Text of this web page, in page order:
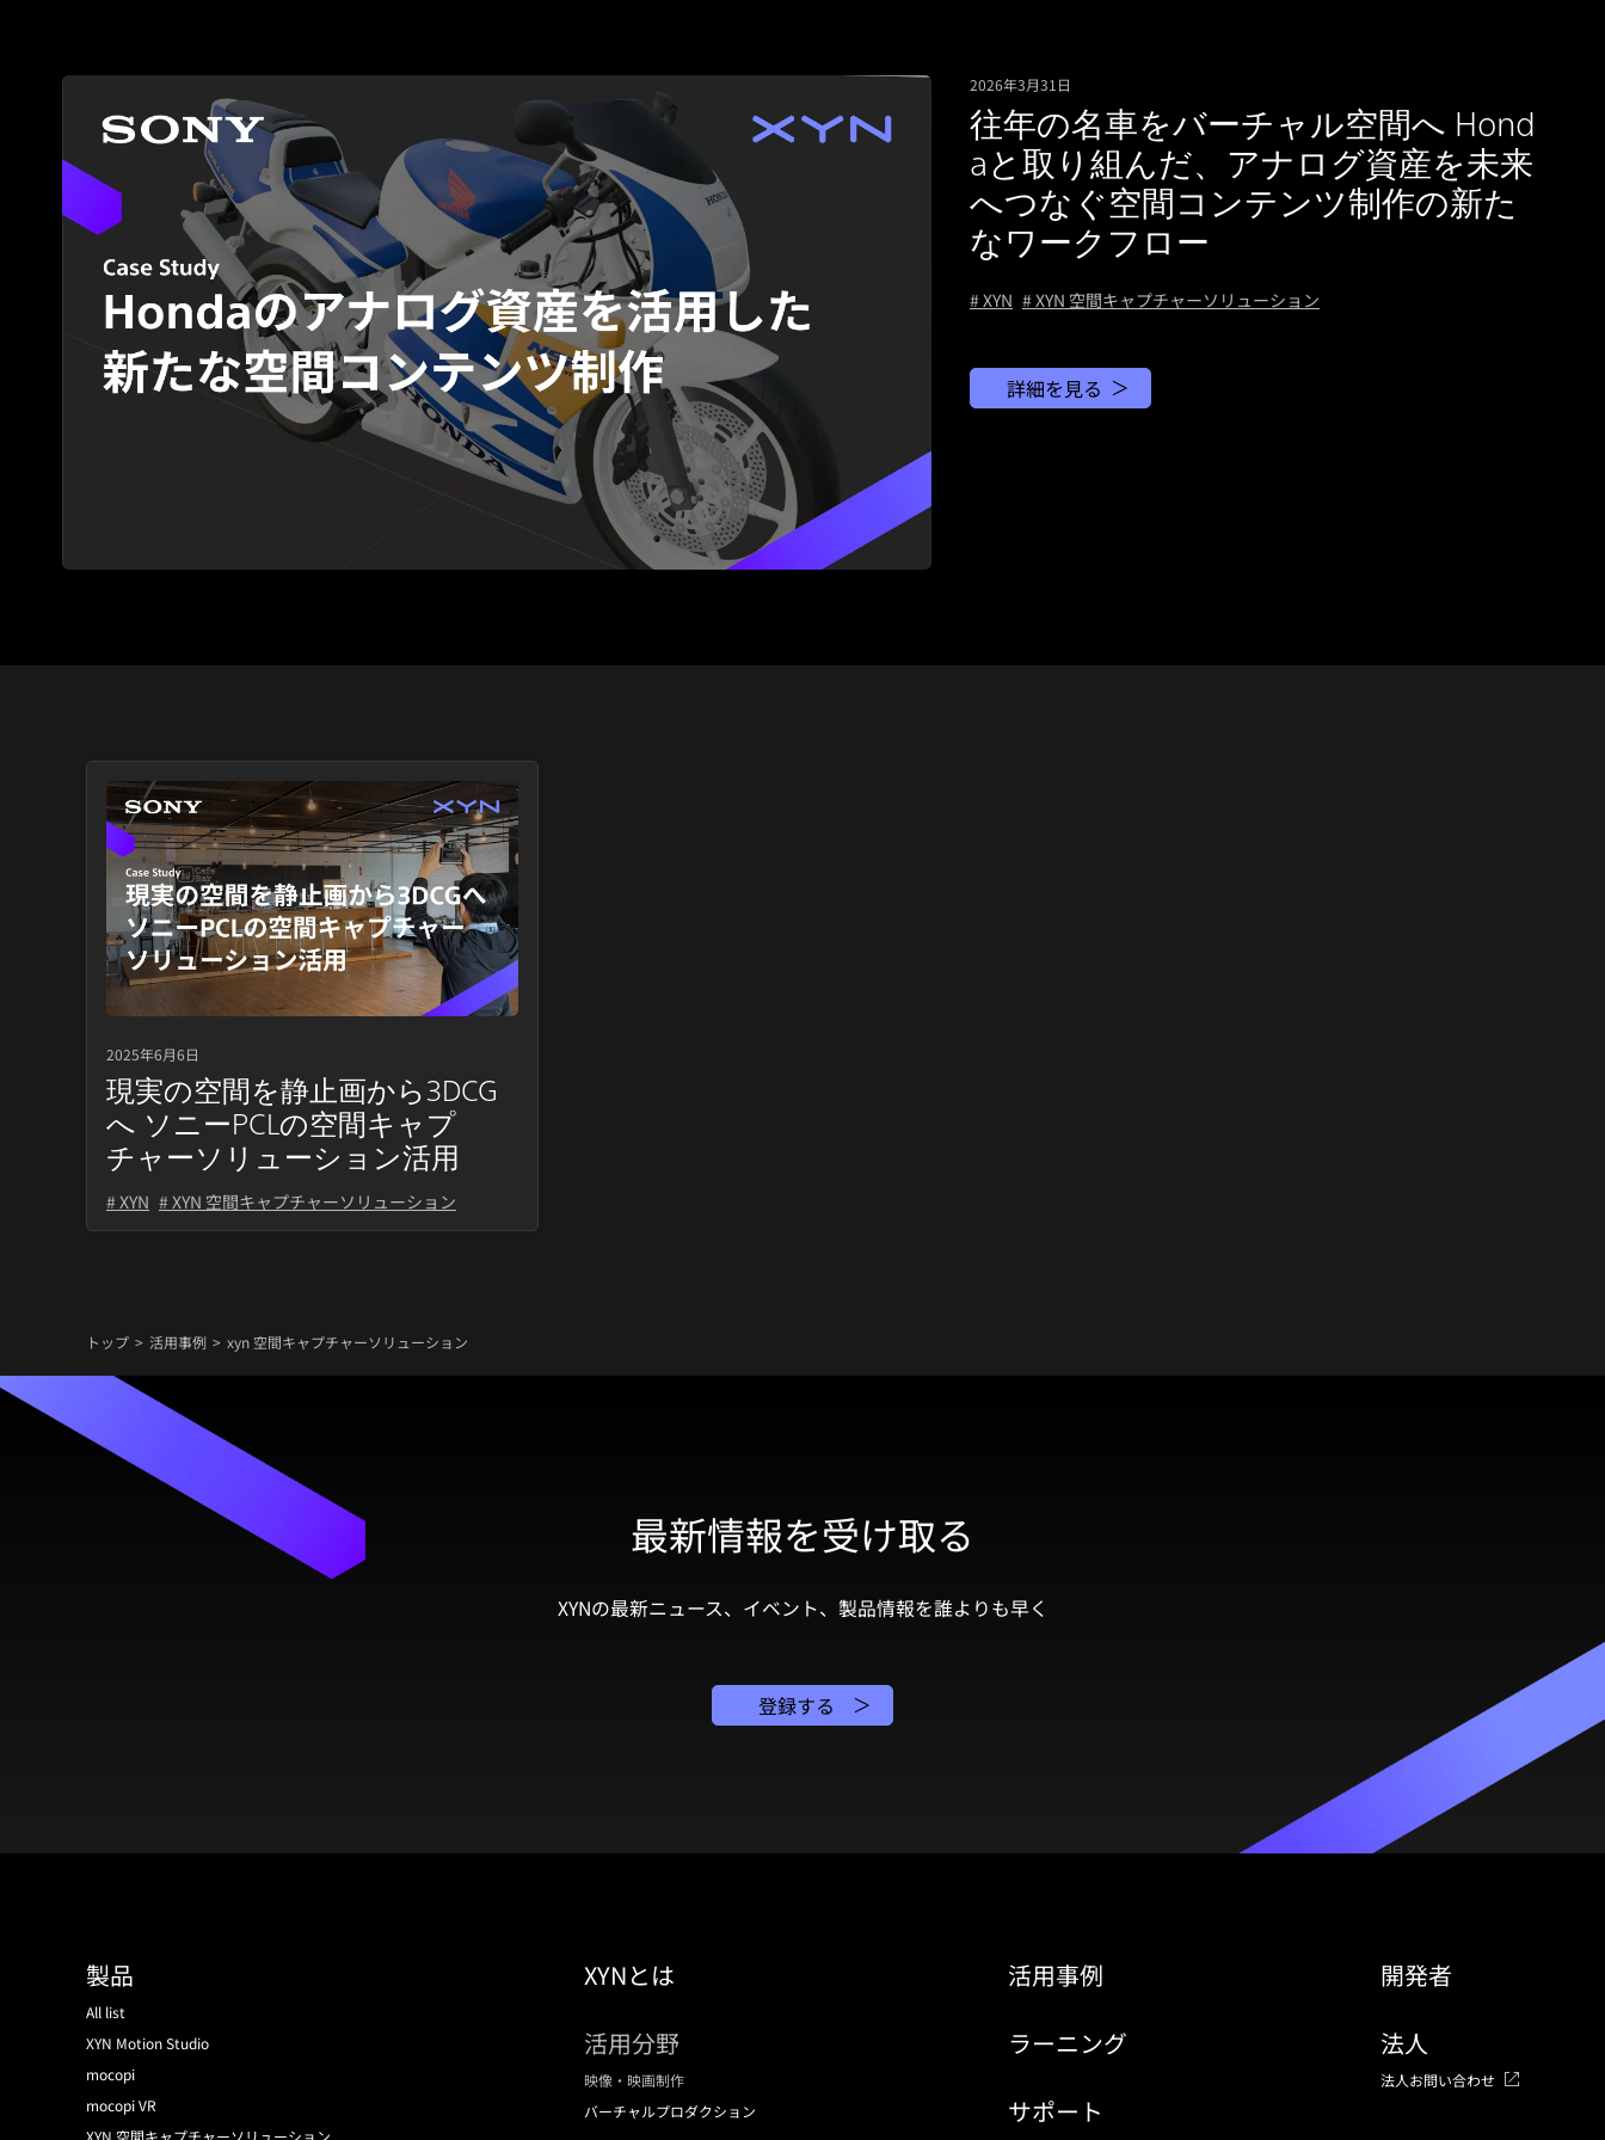
2026年3月31日
往年の名車をバーチャル空間へ Hond
aと取り組んだ、アナログ資産を未来
へつなぐ空間コンテンツ制作の新た
なワークフロー
# XYN # XYN 空間キャプチャーソリューション
詳細を見る
2025年6月6日
現実の空間を静止画から3DCG
へ ソニーPCLの空間キャプ
チャーソリューション活用
# XYN # XYN 空間キャプチャーソリューション
トップ 活用事例 xyn 空間キャプチャーソリューション
最新情報を受け取る
XYNの最新ニュース、イベント、製品情報を誰よりも早く
登録する
製品
All list
XYN Motion Studio
mocopi
mocopi VR
XYN 空間キャプチャーソリューション
XYNとは
活用分野
映像・映画制作
バーチャルプロダクション
活用事例
ラーニング
サポート
開発者
法人
法人お問い合わせ